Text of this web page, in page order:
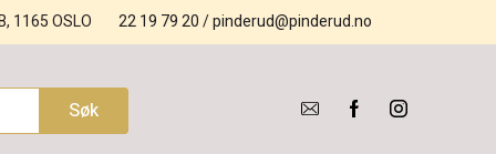
22 19 79 20/pinderud@pinderud.no
1165 OSLO